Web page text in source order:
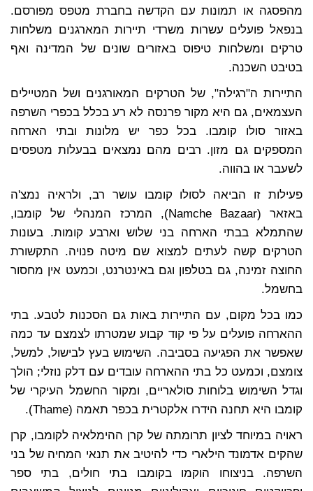
מהפסגה או תמונות עם הקדשה בחברת מטפס מפורסם.
בנפאל פועלים עשרות משרדי תיירות המארגנים משלחות
טרקים ומשלחות טיפוס באזורים שונים של המדינה ואף
בטיבט השכנה.
התיירות ה"רגילה", של הטרקים המאורגנים ושל המטיילים
העצמאים, גם היא מקור פרנסה לא רע בכלל בכפרי השרפה
באזור סולו קומבו. בכל כפר יש מלונות ובתי הארחה
המספקים גם מזון. רבים מהם נמצאים בבעלות מטפסים
לשעבר או בהווה.
פעילות זו הביאה לסולו קומבו עושר רב, ולראיה נמצ'ה
באזאר (Namche Bazaar), המרכז המנהלי של קומבו,
שהתמלא בבתי הארחה בני שלוש וארבע קומות. בעונות
הטרקים קשה לעתים למצוא שם מיטה פנויה. התקשורת
החוצה זמינה, גם בטלפון וגם באינטרנט, וכמעט אין מחסור
בחשמל.
כמו בכל מקום, עם התיירות באות גם הסכנות לטבע. בתי
ההארחה פועלים על פי קוד קבוע שמטרתו לצמצם עד כמה
שאפשר את הפגיעה בסביבה. השימוש בעץ לבישול, למשל,
צומצם, וכמעט כל בתי ההארחה עובדים עם דלק נוזלי; הולך
וגדל השימוש בלוחות סולאריים, ומקור החשמל העיקרי של
קומבו היא תחנה הידרו אלקטרית בכפר תאמה (Thame).
ראויה במיוחד לציון תרומתה של קרן ההימלאיה לקומבו, קרן
שהקים אדמונד הילארי כדי להיטיב את תנאי המחיה של בני
השרפה. בניצוחו הוקמו בקומבו בתי חולים, בתי ספר